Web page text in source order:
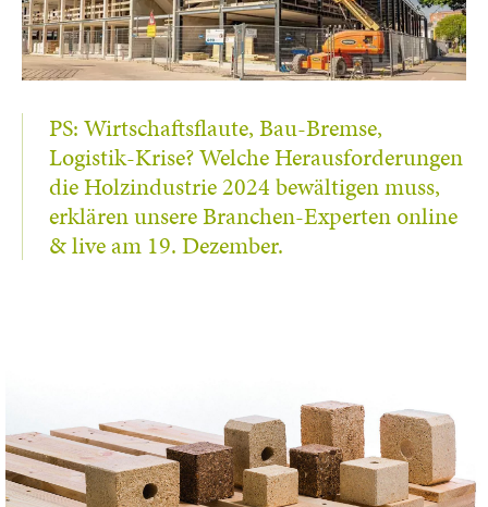
PS: Wirtschaftsflaute, Bau-Bremse,
Logistik-Krise? Welche Herausforderungen
die Holzindustrie 2024 bewältigen muss,
erklären unsere Branchen-Experten online
& live am 19. Dezember.